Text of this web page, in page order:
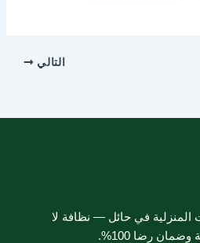
التالي
المنزلية في حائل — نظافة لا
رضا 100%.